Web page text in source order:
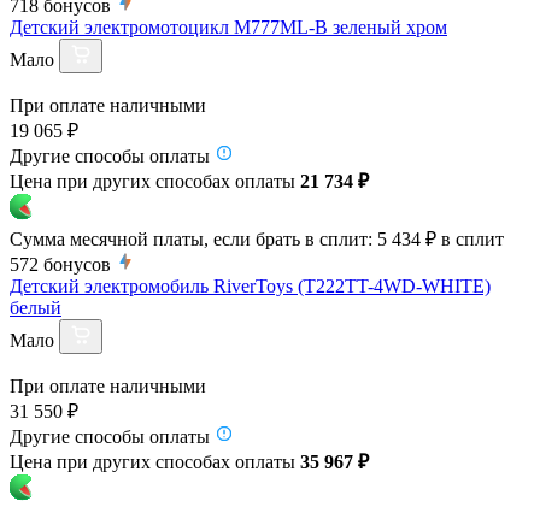
718 бонусов
Детский электромотоцикл M777ML-B зеленый хром
Мало
При оплате наличными
19 065 ₽
Другие способы оплаты
Цена при других способах оплаты 21 734 ₽
Сумма месячной платы, если брать в сплит: 5 434 ₽ в сплит
572 бонусов
Детский электромобиль RiverToys (T222TT-4WD-WHITE)
белый
Мало
При оплате наличными
31 550 ₽
Другие способы оплаты
Цена при других способах оплаты 35 967 ₽